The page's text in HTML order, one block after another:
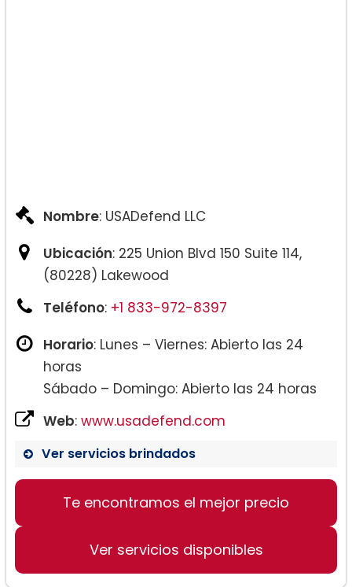
Nombre: USADefend LLC
Ubicación: 225 Union Blvd 150 Suite 114,
(80228) Lakewood
Teléfono: +1 833-972-8397
Horario: Lunes – Viernes: Abierto las 24
horas
Sábado – Domingo: Abierto las 24 horas
Web: www.usadefend.com
Ver servicios brindados
Te encontramos el mejor precio
Ver servicios disponibles